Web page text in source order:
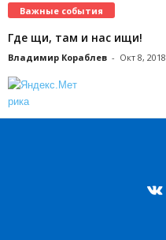
Важные события
Где щи, там и нас ищи!
Владимир Кораблев - Окт 8, 2018